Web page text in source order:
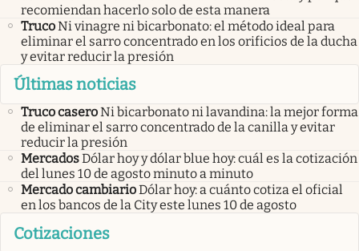
recomiendan hacerlo solo de esta manera
TrucoNi vinagre ni bicarbonato: el método ideal para
eliminar el sarro concentrado en los orificios de la ducha
y evitar reducir la presión
Últimas noticias
Truco caseroNi bicarbonato ni lavandina: la mejor forma
de eliminar el sarro concentrado de la canilla y evitar
reducir la presión
MercadosDólar hoy y dólar blue hoy: cuál es la cotización
del lunes 10 de agosto minuto a minuto
Mercado cambiarioDólar hoy: a cuánto cotiza el oficial
en los bancos de la City este lunes 10 de agosto
Cotizaciones